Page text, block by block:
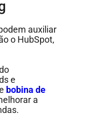
auxiliar
o HubSpot,
e
bobina de
a